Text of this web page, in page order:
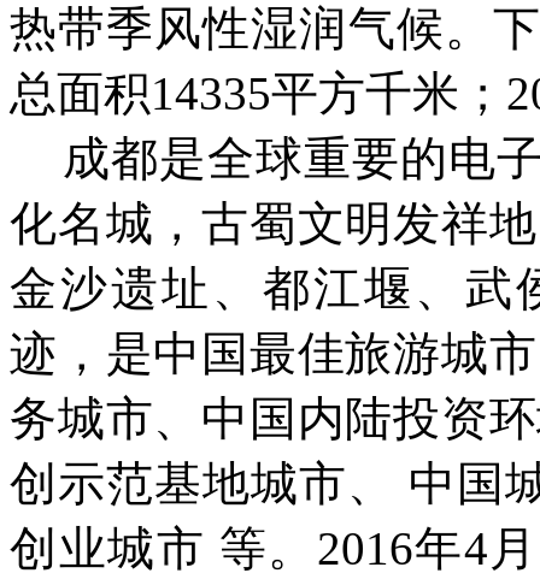
热带季风性湿润气候。
总面积14335平方千米；
成都是全球重要的电
化名城，古蜀文明发祥
金沙遗址、都江堰、武
迹，是中国最佳旅游城
务城市、中国内陆投资
创示范基地城市、 中国
创业城市 等。2016年4